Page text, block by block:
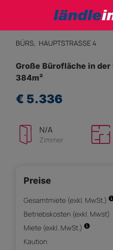
BÜRS, HAUPTSTRASSE 4
Große Bürofläche in
384m²
€ 5.336
N/A
Zimmer
Preise
Gesamtmiete (exkl. MwSt.)
Betriebskosten (exkl. Mwst)
Miete (exkl. MwSt.)
Kaution